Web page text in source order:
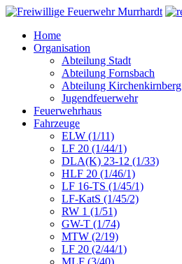
Home
Organisation
Abteilung Stadt
Abteilung Fornsbach
Abteilung Kirchenkirnberg
Jugendfeuerwehr
Feuerwehrhaus
Fahrzeuge
ELW (1/11)
LF 20 (1/44/1)
DLA(K) 23-12 (1/33)
HLF 20 (1/46/1)
LF 16-TS (1/45/1)
LF-KatS (1/45/2)
RW 1 (1/51)
GW-T (1/74)
MTW (2/19)
LF 20 (2/44/1)
MLF (3/40)